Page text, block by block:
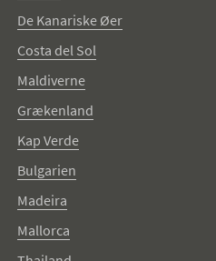
De Kanariske Øer
Costa del Sol
Maldiverne
Grækenland
Kap Verde
Bulgarien
Madeira
Mallorca